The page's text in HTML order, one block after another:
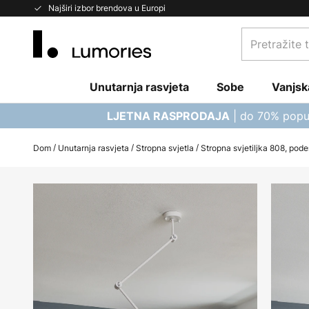
Najširi izbor brendova u Europi
Skip
Pretražite
trgovinu...
Unutarnja rasvjeta Sobe
LJETNA RASPRODAJA | do 70%
Dom Unutarnja rasvjeta Stropna svjetla Stropna svjetiljka 808,